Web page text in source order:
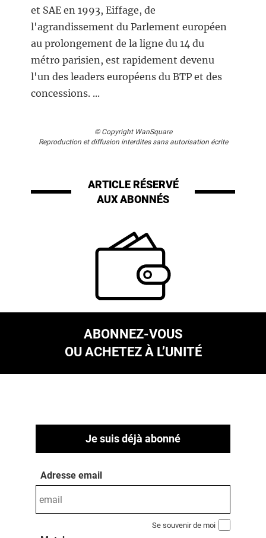
et SAE en 1993, Eiffage, de
l'agrandissement du Parlement européen
au prolongement de la ligne du 14 du
métro parisien, est rapidement devenu
l'un des leaders européens du BTP et des
concessions. ...
© Copyright WanSquare
Reproduction et diffusion interdites sans autorisation écrite
ARTICLE RÉSERVÉ
AUX ABONNÉS
ABONNEZ-VOUS
OU ACHETEZ À L’UNITÉ
Je suis déjà abonné
Adresse email
Se souvenir de moi